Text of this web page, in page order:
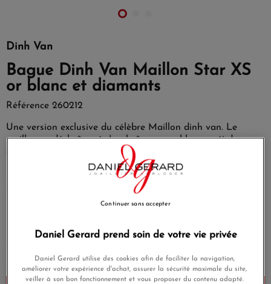
Dinh Van
Bague Dinh Van Maillon Star XS
or blanc et diamants
Référence 260212
Une version exclusive du célèbre Maillon dinh van. Le
maillon se déchaîne et s'enchaîne, en or blanc serti de
diamants.
Bague dinh van Maillon Star XS, or blanc et diamants
Daniel Gerard prend soin de votre vie privée
Daniel Gerard utilise des cookies afin de faciliter la navigation,
améliorer votre expérience d'achat, assurer la sécurité maximale du site,
veiller à son bon fonctionnement et vous proposer du contenu adapté.
Continuer sans accepter